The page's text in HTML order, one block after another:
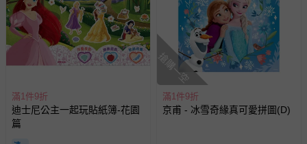
滿1件9折
迪士尼公主一起玩貼紙簿-花園
篇
搶購一空
滿1件9折
京甫 - 冰雪奇緣真可愛拼圖(D)